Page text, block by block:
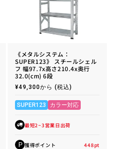
《メタルシステム：
SUPER123》 スチールシェル
フ 幅97.7x高さ210.4x奥行
32.0(cm) 6段
通
価
格
¥49,300から (税込)
SUPER123 カラー対応
最短2~3営業日出荷
P 獲得ポイント 448pt